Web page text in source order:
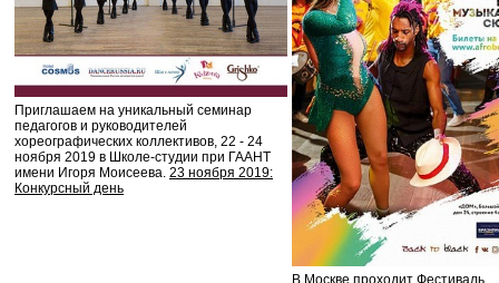
Приглашаем на уникальный семинар
педагогов и руководителей
хореографических коллективов, 22 - 24
ноября 2019 в Школе-студии при ГААНТ
имени Игоря Моисеева. 23 ноября 2019:
Конкурсный день
В Москве проходит Фестиваль